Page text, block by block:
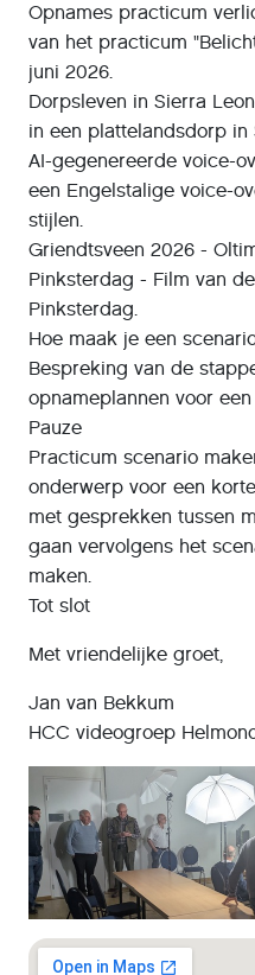
Opnames practicum
van het practicum
juni 2026.
Dorpsleven in Sierra
in een plattelandsdorp in
AI-gegenereerde voice-
een Engelstalige voice-
stijlen.
Griendtsveen 2026 -
Pinksterdag - Film van
Pinksterdag.
Hoe maak je een
Bespreking van de
opnameplannen voor
Pauze
Practicum scenario
onderwerp voor een
met gesprekken tussen
gaan vervolgens het
maken.
Tot slot
Met vriendelijke groet,
Jan van Bekkum
HCC videogroep